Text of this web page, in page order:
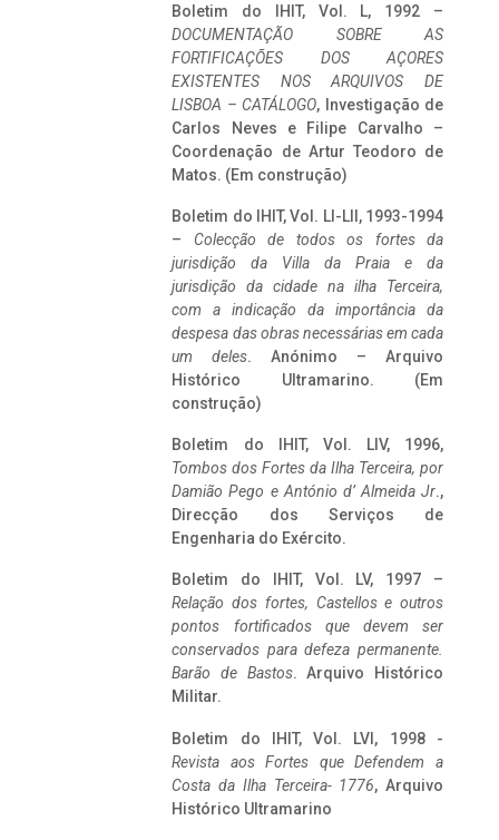
Boletim do IHIT, Vol. L, 1992 –
DOCUMENTAÇÃO SOBRE AS
FORTIFICAÇÕES DOS AÇORES
EXISTENTES NOS ARQUIVOS DE
LISBOA – CATÁLOGO, Investigação de
Carlos Neves e Filipe Carvalho –
Coordenação de Artur Teodoro de
Matos. (Em construção)
Boletim do IHIT, Vol. LI-LII, 1993-1994
– Colecção de todos os fortes da
jurisdição da Villa da Praia e da
jurisdição da cidade na ilha Terceira,
com a indicação da importância da
despesa das obras necessárias em cada
um deles. Anónimo – Arquivo
Histórico Ultramarino. (Em
construção)
Boletim do IHIT, Vol. LIV, 1996,
Tombos dos Fortes da Ilha Terceira, por
Damião Pego e António d’ Almeida Jr.,
Direcção dos Serviços de
Engenharia do Exército.
Boletim do IHIT, Vol. LV, 1997 –
Relação dos fortes, Castellos e outros
pontos fortificados que devem ser
conservados para defeza permanente.
Barão de Bastos. Arquivo Histórico
Militar.
Boletim do IHIT, Vol. LVI, 1998 -
Revista aos Fortes que Defendem a
Costa da Ilha Terceira- 1776, Arquivo
Histórico Ultramarino